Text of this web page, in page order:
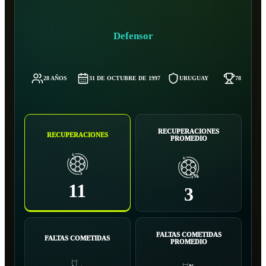
Defensor
28 AÑOS 31 DE OCTUBRE DE 1997 URUGUAY 78 KG
RECUPERACIONES
11
RECUPERACIONES
PROMEDIO
3
FALTAS COMETIDAS
FALTAS COMETIDAS
PROMEDIO